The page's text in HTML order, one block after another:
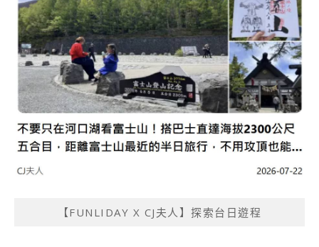
【FUNLIDAY X CJ夫人】探索台日遊程